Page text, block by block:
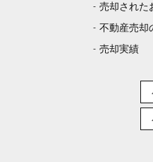
売却された
不動産売却
売却実績